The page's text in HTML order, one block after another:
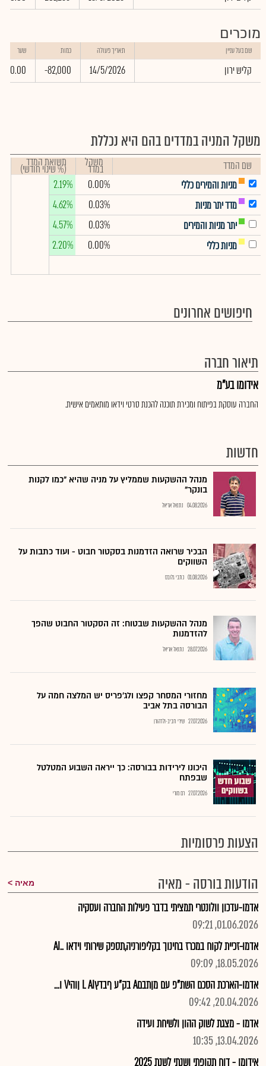
מוכרים
שם בעל עניין תאריך פעולה כמות שער
קליש ירון 14/5/2026
-82,000
0.00
משקל המניה במדדים בהם היא נכללת
שם המדד משקל
במדד תשואת המדד
(% שינוי חודשי)
מניות והמירים כללי
0.00%
2.19%
מדד יתר מניות
0.03%
4.62%
יתר מניות והמירים
0.03%
4.57%
מניות כללי
0.00%
2.20%
חיפושים אחרונים
תיאור חברה
אידומו בע"מ
החברה עוסקת בפיתוח ומכירת תוכנה להכנת סרטי וידאו מותאמים אישית.
חדשות
מנהל ההשקעות שממליץ על מניה שהיא "כמו לקנות
בונקר"
04.08.2026 נתנאל אריאל
הבכיר שרואה הזדמנות בסקטור חבוט - ועוד כתבות על
השווקים
01.08.2026 כתבי גלובס
מנהל ההשקעות שבטוח: זה הסקטור החבוט שהפך
להזדמנות
28.07.2026 נתנאל אריאל
מחזורי המסחר קפצו ולג'פריס יש המלצה חמה על
הבורסה בתל אביב
27.07.2026 שירי חביב-ולדהורן
היכונו לירידות בבורסה: כך ייראה השבוע המטלטל
שבפתח
27.07.2026 רם מורי
הצעות פרסומיות
הודעות בורסה - מאיה
מאיה
אדמו-עדכון וולונטרי תמציתי בדבר פעילות החברה ועסקיה
01.06.2026, 09:21
אדמו-זכיית לקוח במכרז בחינוך בקליפורניה,תספק שירותי וידאו ..AI
18.05.2026, 09:09
אדמו-הארכת הסכם השת"פ עם מןתבםA בק"ע ףבדץL AI ןוהיV ו...
20.04.2026, 09:42
אדמו - מצגת לשוק ההון ולשיחת ועידה
13.04.2026, 10:35
אידומו - דוח תקופתי ושנתי לשנת 2025